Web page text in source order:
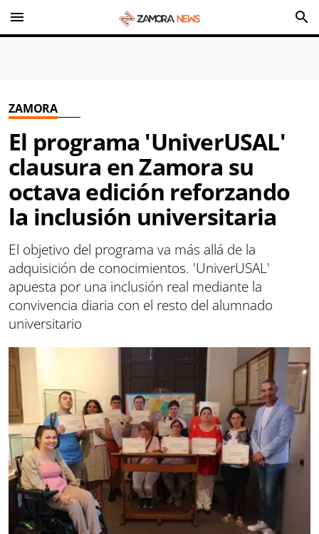
menu search
ZAMORA
El programa 'UniverUSAL'
clausura en Zamora su
octava edición reforzando
la inclusión universitaria
El objetivo del programa va más allá de la
adquisición de conocimientos. 'UniverUSAL'
apuesta por una inclusión real mediante la
convivencia diaria con el resto del alumnado
universitario